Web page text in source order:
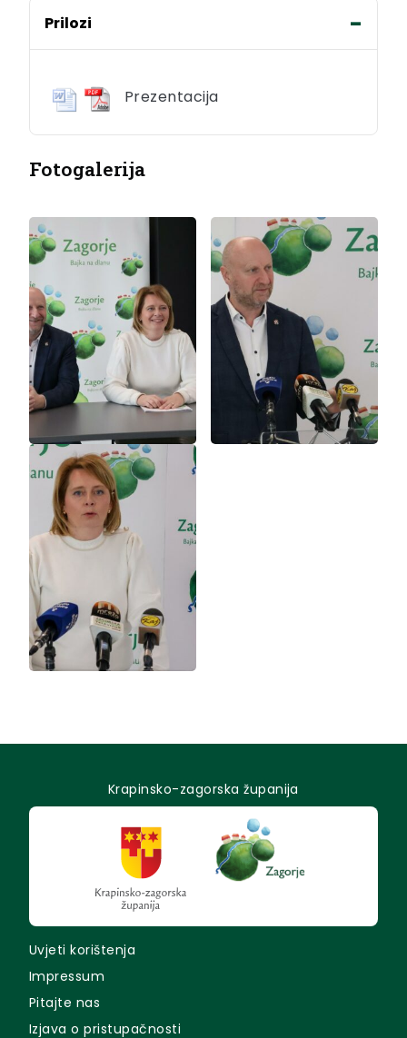
Prilozi
Prezentacija
Fotogalerija
Krapinsko-zagorska županija
Uvjeti korištenja
Impressum
Pitajte nas
Izjava o pristupačnosti